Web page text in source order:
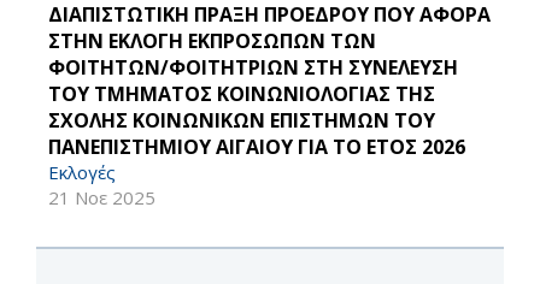
ΔΙΑΠΙΣΤΩΤΙΚΗ ΠΡΑΞΗ ΠΡΟΕΔΡΟΥ ΠΟΥ ΑΦΟΡΑ
ΣΤΗΝ ΕΚΛΟΓΗ ΕΚΠΡΟΣΩΠΩΝ ΤΩΝ
ΦΟΙΤΗΤΩΝ/ΦΟΙΤΗΤΡΙΩΝ ΣΤΗ ΣΥΝΕΛΕΥΣΗ
ΤΟΥ ΤΜΗΜΑΤΟΣ ΚΟΙΝΩΝΙΟΛΟΓΙΑΣ ΤΗΣ
ΣΧΟΛΗΣ ΚΟΙΝΩΝΙΚΩΝ ΕΠΙΣΤΗΜΩΝ ΤΟΥ
ΠΑΝΕΠΙΣΤΗΜΙΟΥ ΑΙΓΑΙΟΥ ΓΙΑ ΤΟ ΕΤΟΣ 2026
Εκλογές
21 Νοε 2025